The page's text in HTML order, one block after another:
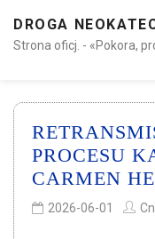
DROGA
Strona oficj. - «Pokora,
PROCESU
CARMEN
2026-06-01